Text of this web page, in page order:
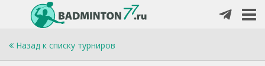
Назад к списку турниров